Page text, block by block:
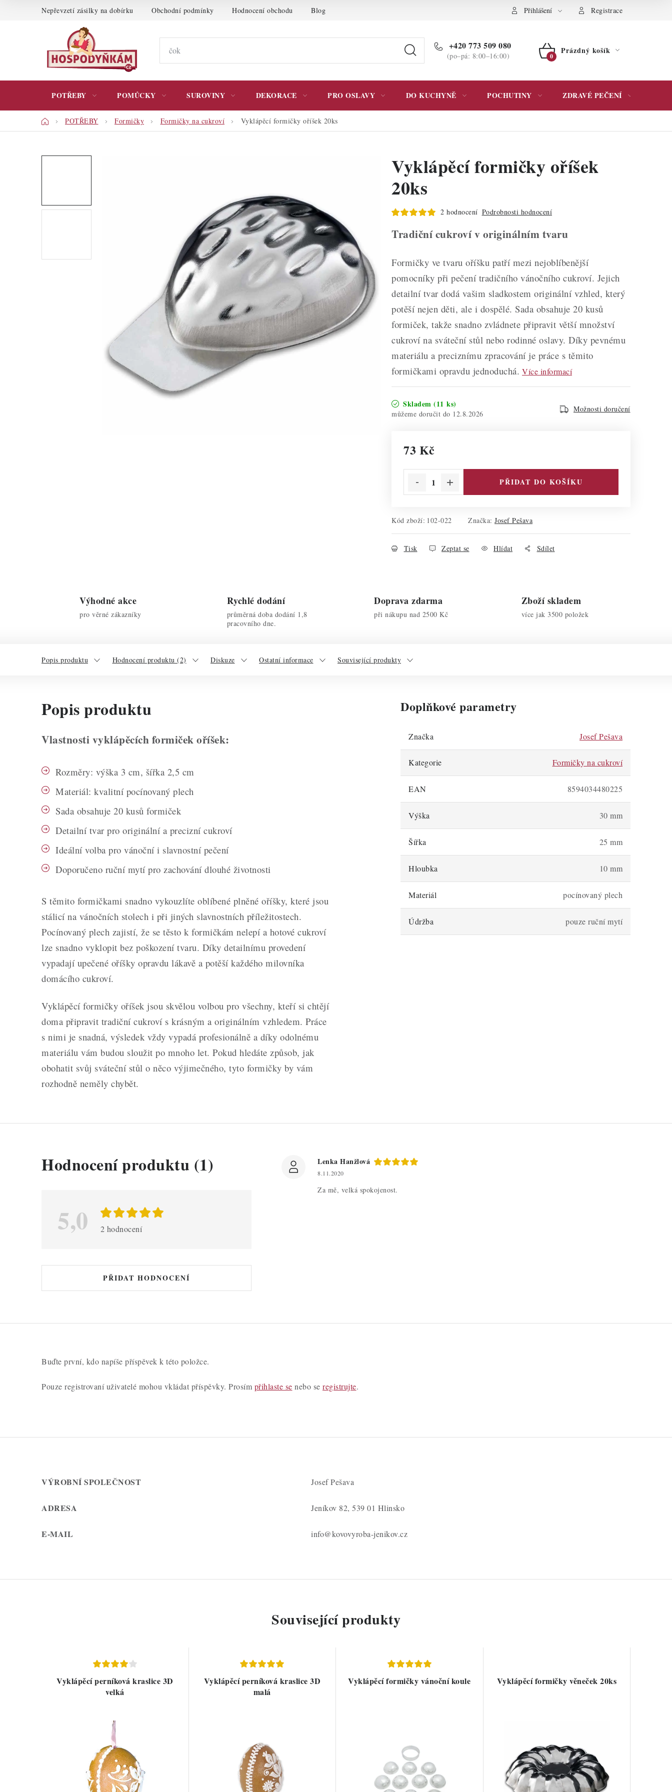
Nepřevzetí zásilky na dobírku Obchodní podmínky Hodnocení obchodu Blog Podmínky ochrany osobních údajů Přihlášení Registrace
+420 773 509 080
(po–pá: 8:00–16:00)
NÁKUPNÍ
Prázdný košík
POTŘEBY POMŮCKY SUROVINY DEKORACE PRO OSLAVY DO KUCHYNĚ POCHUTINY ZDRAVÉ PEČENÍ
DomůPOTŘEBY Formičky Formičky na cukroví Vyklápěcí formičky oříšek 20ks
Vyklápěcí formičky oříšek
20ks
2 hodnocení Podrobnosti hodnocení
Tradiční cukroví v originálním tvaru
Formičky ve tvaru oříšku patří mezi nejoblíbenější
pomocníky při pečení tradičního vánočního cukroví. Jejich
detailní tvar dodá vašim sladkostem originální vzhled, který
potěší nejen děti, ale i dospělé. Sada obsahuje 20 kusů
formiček, takže snadno zvládnete připravit větší množství
cukroví na sváteční stůl nebo rodinné oslavy. Díky pevnému
materiálu a preciznímu zpracování je práce s těmito
formičkami opravdu jednoduchá. Více informací
Skladem (11 ks)
12.8.2026
Možnosti doručení
73 Kč
PŘIDAT DO KOŠÍKU
Kód zboží: 102-022 Značka: Josef Pešava
Tisk Zeptat se Hlídat Sdílet
Výhodné akce
pro věrné zákazníky
Rychlé dodání
průměrná doba dodání 1,8
pracovního dne.
Doprava zdarma
při nákupu nad 2500 Kč
Zboží skladem
více jak 3500 položek
Popis produktu Hodnocení produktu (2) Diskuze Ostatní informace Související produkty
Popis produktu
Vlastnosti vyklápěcích formiček oříšek:
Rozměry: výška 3 cm, šířka 2,5 cm
Materiál: kvalitní pocínovaný plech
Sada obsahuje 20 kusů formiček
Detailní tvar pro originální a precizní cukroví
Ideální volba pro vánoční i slavnostní pečení
Doporučeno ruční mytí pro zachování dlouhé životnosti
S těmito formičkami snadno vykouzlíte oblíbené plněné oříšky, které jsou
stálicí na vánočních stolech i při jiných slavnostních příležitostech.
Pocínovaný plech zajistí, že se těsto k formičkám nelepí a hotové cukroví
lze snadno vyklopit bez poškození tvaru. Díky detailnímu provedení
vypadají upečené oříšky opravdu lákavě a potěší každého milovníka
domácího cukroví.
Vyklápěcí formičky oříšek jsou skvělou volbou pro všechny, kteří si chtějí
doma připravit tradiční cukroví s krásným a originálním vzhledem. Práce
s nimi je snadná, výsledek vždy vypadá profesionálně a díky odolnému
materiálu vám budou sloužit po mnoho let. Pokud hledáte způsob, jak
obohatit svůj sváteční stůl o něco výjimečného, tyto formičky by vám
rozhodně neměly chybět.
Doplňkové parametry
Značka Josef Pešava
Kategorie Formičky na cukroví
EAN 8594034480225
Výška 30 mm
Šířka 25 mm
Hloubka 10 mm
Materiál pocínovaný plech
Údržba pouze ruční mytí
Hodnocení produktu (1)
5,0 2 hodnocení
PŘIDAT HODNOCENÍ
V
o
n
c
n
Lenka Hanžlová
8.11.2020
Za mě, velká spokojenost.
Buďte první, kdo napíše příspěvek k této položce.
Pouze registrovaní uživatelé mohou vkládat příspěvky. Prosím přihlaste se nebo se registrujte.
VÝROBNÍ SPOLEČNOST Josef Pešava
ADRESA Jeníkov 82, 539 01 Hlinsko
E-MAIL info@kovovyroba-jenikov.cz
Související produkty
Vyklápěcí perníková kraslice 3D
velká
Vyklápěcí perníková kraslice 3D
malá
Vyklápěcí formičky vánoční koule Vyklápěcí formičky věneček 20ks